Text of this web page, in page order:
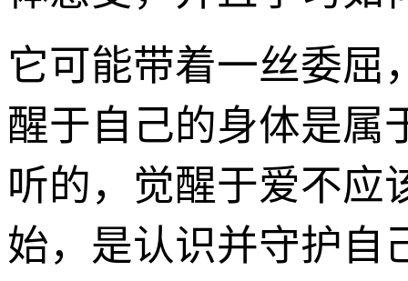
它可能带着一丝委屈
醒于自己的身体是属
听的，觉醒于爱不应
始，是认识并守护自